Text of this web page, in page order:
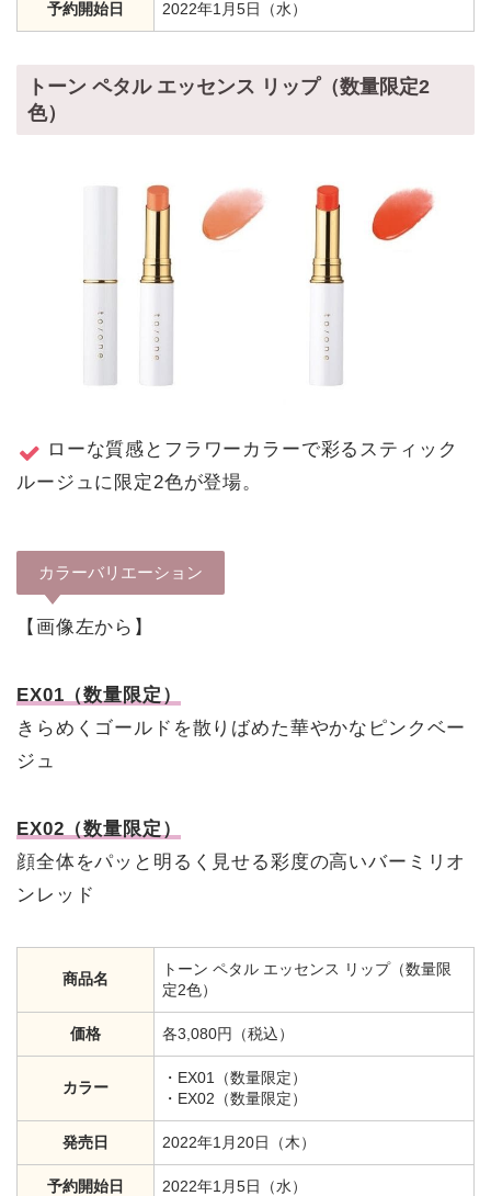
予約開始日 2022年1月5日（水）
トーン ペタル エッセンス リップ（数量限定2
色）
ローな質感とフラワーカラーで彩るスティック
ルージュに限定2色が登場。
カラーバリエーション
【画像左から】
EX01（数量限定）
きらめくゴールドを散りばめた華やかなピンクベー
ジュ
EX02（数量限定）
顔全体をパッと明るく見せる彩度の高いバーミリオ
ンレッド
商品名
トーン ペタル エッセンス リップ（数量限
定2色）
価格 各3,080円（税込）
カラー
・EX01（数量限定）
・EX02（数量限定）
発売日 2022年1月20日（木）
予約開始日 2022年1月5日（水）